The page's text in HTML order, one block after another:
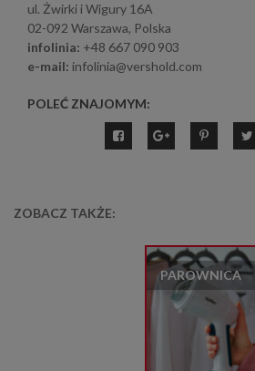
ul. Żwirki i Wigury 16A
02-092 Warszawa, Polska
infolinia: +48 667 090 903
e-mail: infolinia@vershold.com
POLEĆ ZNAJOMYM:
ZOBACZ TAKŻE:
PAROWNICA